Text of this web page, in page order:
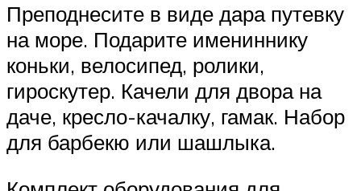
Преподнесите в виде дара путевку
на море. Подарите имениннику
коньки, велосипед, ролики,
гироскутер. Качели для двора на
даче, кресло-качалку, гамак. Набор
для барбекю или шашлыка.